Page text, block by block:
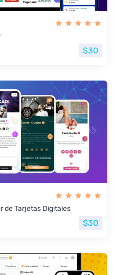
$30
de Tarjetas Digitales
$30